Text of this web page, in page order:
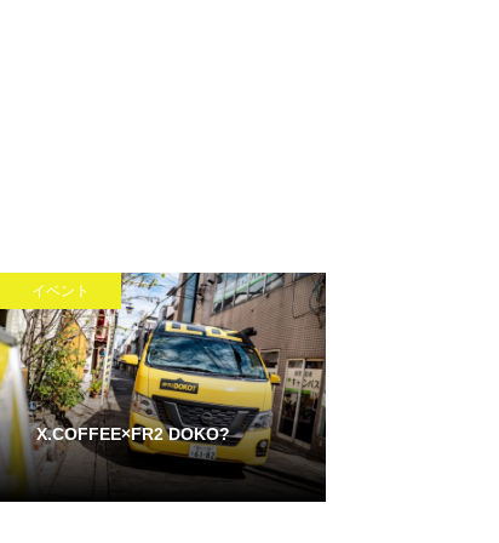
イベント
X.COFFEE×FR2 DOKO?